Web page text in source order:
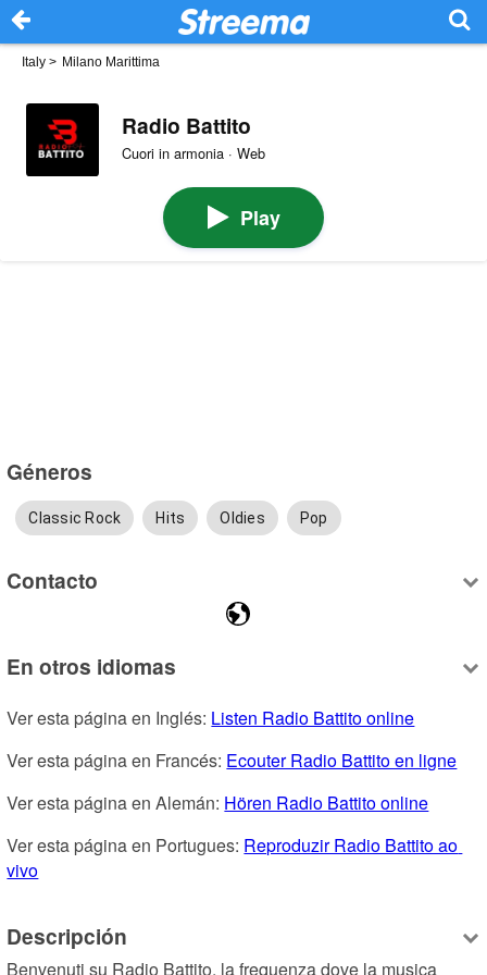
Italy > Milano Marittima
Radio Battito
Cuori in armonia · Web
Play
Géneros
Classic Rock Hits Oldies Pop
Contacto
En otros idiomas
Ver esta página en Inglés: Listen Radio Battito online
Ver esta página en Francés: Ecouter Radio Battito en ligne
Ver esta página en Alemán: Hören Radio Battito online
Ver esta página en Portugues: Reproduzir Radio Battito ao
vivo
Descripción
Benvenuti su Radio Battito, la frequenza dove la musica